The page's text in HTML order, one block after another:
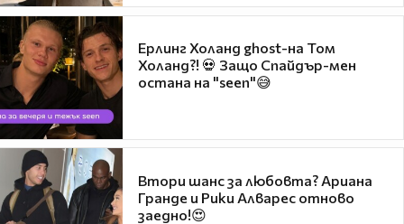
Ерлинг Холанд ghost-на Том
Холанд?! 💀 Защо Спайдър-мен
остана на "seen"😅
Втори шанс за любовта? Ариана
Гранде и Рики Алварес отново
заедно!😍